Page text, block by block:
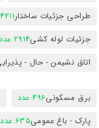
طراحی جزئیات ساختار4211 عدد
جزئیات لوله کشی2914 عدد
اتاق نشیمن - حال -
برق مسکونی496 عدد
پارک - باغ عمومی635 عدد